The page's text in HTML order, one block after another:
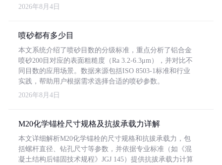
2026年8月4日
喷砂都有多少目
本文系统介绍了喷砂目数的分级标准，重点分析了铝合金
喷砂200目对应的表面粗糙度（Ra 3.2-6.3μm），并对比不
同目数的应用场景。数据来源包括ISO 8503-1标准和行业
实践，帮助用户根据需求选择合适的喷砂参数。
2026年8月4日
M20化学锚栓尺寸规格及抗拔承载力详解
本文详细解析M20化学锚栓的尺寸规格和抗拔承载力，包
括螺杆直径、钻孔尺寸等参数，并依据专业标准（如《混
凝土结构后锚固技术规程》JGJ 145）提供抗拔承载力计算